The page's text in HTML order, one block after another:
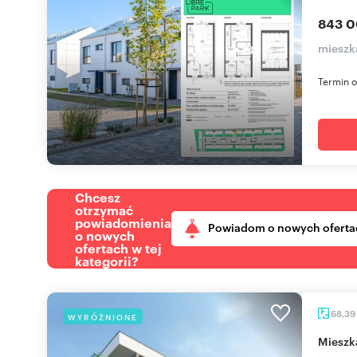
843
Termin
Chcesz
otrzymać
powiadomienia
o nowych
ofertach w tej
kategorii?
Powiadom o nowych
WYRÓŻNIONE 68,39